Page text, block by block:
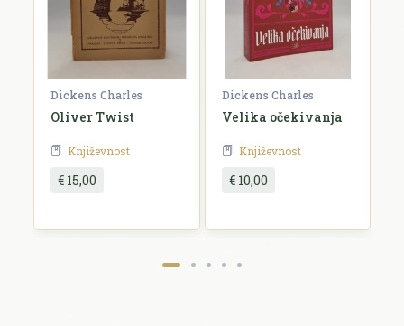
Komentar *
Dickens Charles
Oliver Twist
Književnost
€ 15,00
Dickens Charles
Velika očekivanja
Književnost
€ 10,00